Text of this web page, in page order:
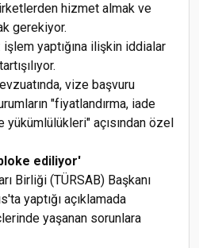
hizmet almak ve
gerekiyor.
işlem yaptığına ilişkin iddialar
vize başvuru
"fiyatlandırma, iade
açısından özel
ediliyor'
Birliği (TÜRSAB) Başkanı
yaptığı açıklamada
yaşanan sorunlara